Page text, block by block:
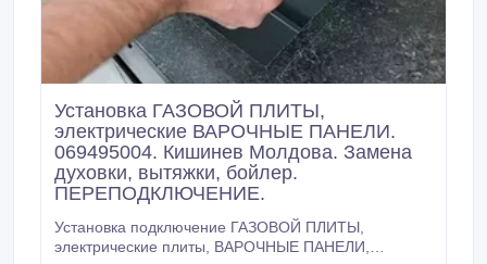
Установка ГАЗОВОЙ ПЛИТЫ,
электрические ВАРОЧНЫЕ ПАНЕЛИ.
069495004. Кишинев Молдова. Замена
духовки, вытяжки, бойлер.
ПЕРЕПОДКЛЮЧЕНИЕ.
Установка подключение ГАЗОВОЙ ПЛИТЫ,
электрические плиты, ВАРОЧНЫЕ ПАНЕЛИ,